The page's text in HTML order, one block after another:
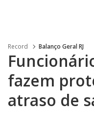
Record Balanço Geral RJ
fazem
atraso de